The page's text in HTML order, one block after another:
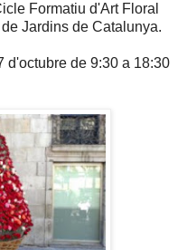
Formatiu d'Art Floral
Jardins de Catalunya.
d'octubre de 9:30 a 18:30